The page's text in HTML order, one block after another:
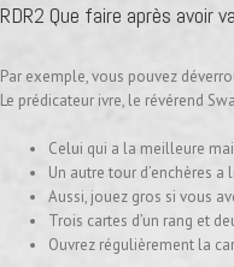
RDR2 Que faire après avoir
Par exemple, vous pouvez
Le prédicateur ivre, le révérend
Celui qui a la meilleure
Un autre tour d’enchères
Aussi, jouez gros si vous
Trois cartes d’un rang et
Ouvrez régulièrement la